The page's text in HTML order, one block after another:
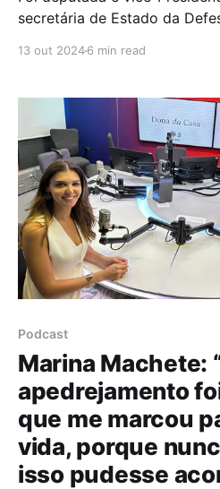
secretária de Estado da
vê-la, atualmente, como
Nações Unidas para a
Londres.
13 out 20246 min read
Podcast
Marina Machete:
apedrejamento
que me marcou
vida, porque
isso pudesse